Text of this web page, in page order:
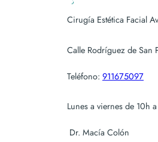
Cirugía Estética Facial
Calle Rodríguez de
Teléfono: 911675097
Lunes a viernes de 10h
Dr. Macía Colón